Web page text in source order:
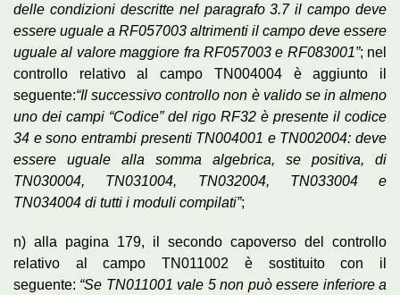
delle condizioni descritte nel paragrafo 3.7 il campo deve
essere uguale a RF057003 altrimenti il campo deve essere
uguale al valore maggiore fra RF057003 e RF083001”; nel
controllo relativo al campo TN004004 è aggiunto il
seguente:“Il successivo controllo non è valido se in almeno
uno dei campi “Codice” del rigo RF32 è presente il codice
34 e sono entrambi presenti TN004001 e TN002004: deve
essere uguale alla somma algebrica, se positiva, di
TN030004, TN031004, TN032004, TN033004 e
TN034004 di tutti i moduli compilati”;
n) alla pagina 179, il secondo capoverso del controllo
relativo al campo TN011002 è sostituito con il
seguente: “Se TN011001 vale 5 non può essere inferiore a